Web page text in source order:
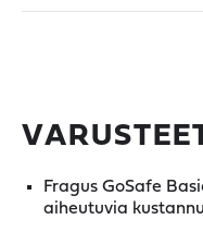
Fragus GoSafe
aiheutuvia